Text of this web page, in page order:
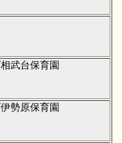
武台保育園
勢原保育園